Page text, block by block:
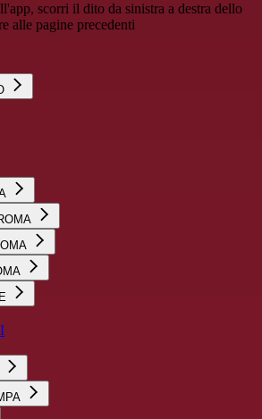
scorri il dito da sinistra a destra dello
alle pagine precedenti